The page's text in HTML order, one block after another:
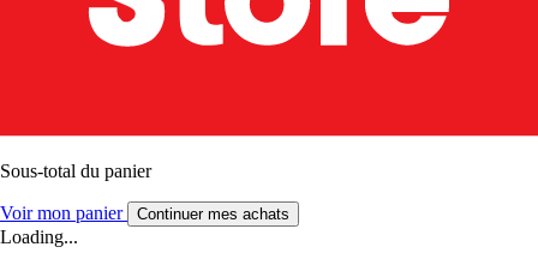
Sous-total du panier
Voir mon panier Continuer mes achats
Loading...